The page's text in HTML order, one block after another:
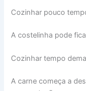
Cozinhar pouco
A costelinha pode
Cozinhar tempo
A carne começa a